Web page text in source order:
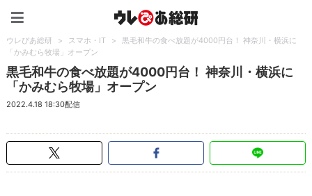
ウレぴあ総研 > スマホ・IT >
黒毛和牛の食べ放題が4000円台！ 神奈川・横浜に
「かみむら牧場」オープン
黒毛和牛の食べ放題が4000円台！ 神奈川・横浜に
「かみむら牧場」オープン
2022.4.18 18:30配信